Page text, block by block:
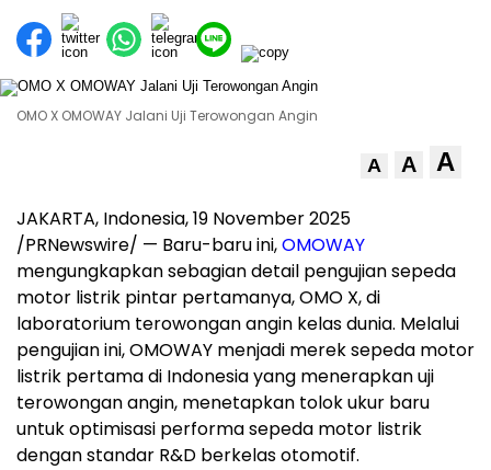
OMO X OMOWAY Jalani Uji Terowongan Angin
A A A
JAKARTA, Indonesia,19 November 2025
/PRNewswire/ — Baru-baru ini,OMOWAY
mengungkapkan sebagian detail pengujian sepeda
motor listrik pintar pertamanya, OMO X, di
laboratorium terowongan angin kelas dunia. Melalui
pengujian ini, OMOWAY menjadi merek sepeda motor
listrik pertama di Indonesiayang menerapkan uji
terowongan angin, menetapkan tolok ukur baru
untuk optimisasi performa sepeda motor listrik
dengan standar R&D berkelas otomotif.